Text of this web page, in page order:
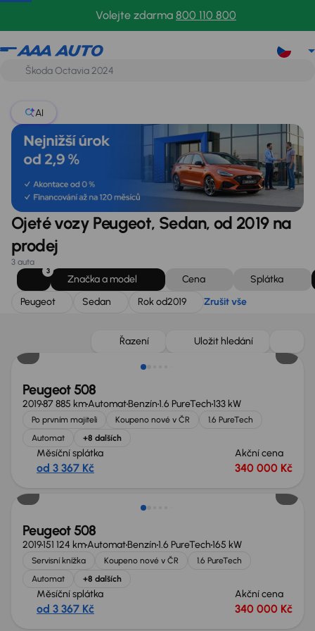
Volejte zdarma 800 110 800
Peugeot
AI
Ojeté vozy Peugeot, Sedan, od 2019 na
prodej
3 auta
3
Značka a model Cena
Splátka
Peugeot
Sedan Rok od2019 Zrušit vše
Řazení Uložit hledání
Možnost odpočtu DPH
Peugeot 508
201987 885 kmAutomatBenzín1.6 PureTech133 kW
Po prvním majiteli Koupeno nové v ČR
1.6 PureTech
Automat
+8 dalších
Měsíční splátka
od 3 367 Kč
Akční cena
340 000 Kč
Možnost odpočtu DPH
Peugeot 508
2019151 124 kmAutomatBenzín1.6 PureTech165 kW
Servisní knížka Koupeno nové v ČR
1.6 PureTech
Automat
+8 dalších
Měsíční splátka
od 3 367 Kč
Akční cena
340 000 Kč